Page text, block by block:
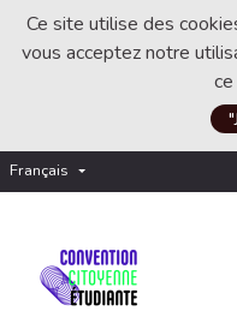
Ce site utilise des
vous acceptez notre
Français Choisir la langue